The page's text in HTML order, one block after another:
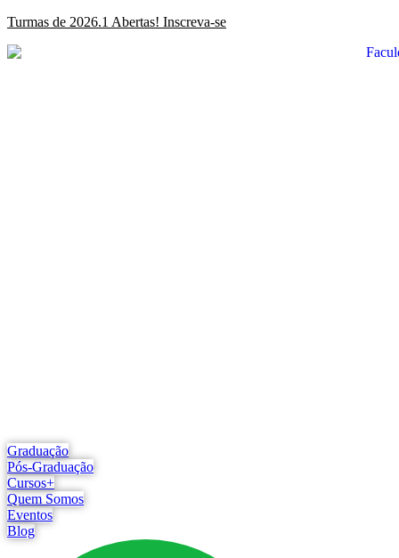
Ir
o
Turmas de 2026.1 Abertas! Inscreva-se
Graduação
Pós-Graduação
Cursos+
Quem Somos
Eventos
Blog